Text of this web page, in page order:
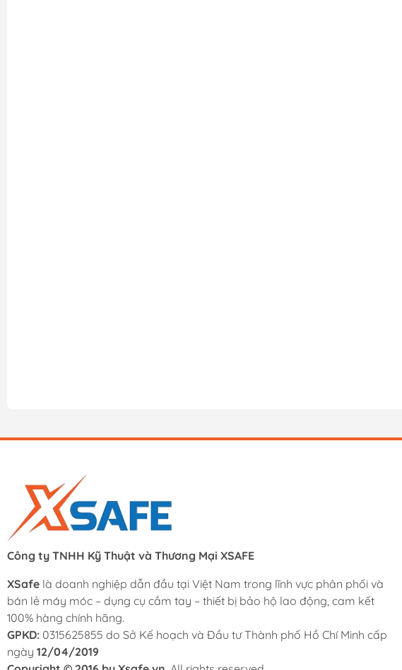
Công ty TNHH Kỹ Thuật và Thương Mại XSAFE
XSafe là doanh nghiệp dẫn đầu tại Việt Nam trong lĩnh vực phân phối và
bán lẻ máy móc – dụng cụ cầm tay – thiết bị bảo hộ lao động, cam kết
100% hàng chính hãng.
GPKD: 0315625855 do Sở Kế hoạch và Đầu tư Thành phố Hồ Chí Minh cấp
ngày 12/04/2019